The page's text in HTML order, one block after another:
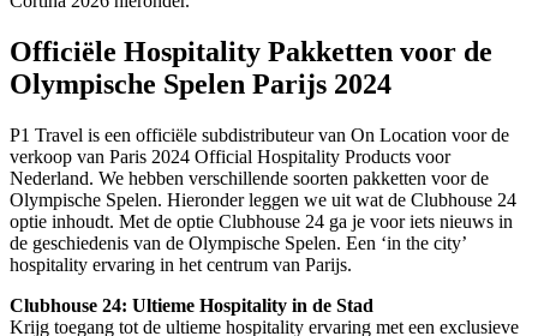
Officiële Hospitality Pakketten voor de
Olympische Spelen Parijs 2024
P1 Travel is een officiële subdistributeur van On Location voor de
verkoop van Paris 2024 Official Hospitality Products voor
Nederland. We hebben verschillende soorten pakketten voor de
Olympische Spelen. Hieronder leggen we uit wat de Clubhouse 24
optie inhoudt. Met de optie Clubhouse 24 ga je voor iets nieuws in
de geschiedenis van de Olympische Spelen. Een ‘in the city’
hospitality ervaring in het centrum van Parijs.
Clubhouse 24: Ultieme Hospitality in de Stad
Krijg toegang tot de ultieme hospitality ervaring met een exclusieve